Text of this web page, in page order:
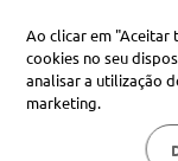
Procure no
Ao clicar em "Aceitar
cookies no seu
analisar a utilização
marketing.